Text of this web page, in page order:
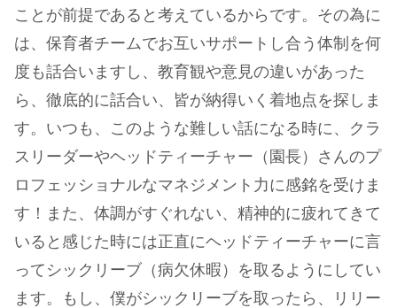
ことが前提であると考えているからです。その為に
は、保育者チームでお互いサポートし合う体制を何
度も話合いますし、教育観や意見の違いがあった
ら、徹底的に話合い、皆が納得いく着地点を探しま
す。いつも、このような難しい話になる時に、クラ
スリーダーやヘッドティーチャー（園長）さんのプ
ロフェッショナルなマネジメント力に感銘を受けま
す！また、体調がすぐれない、精神的に疲れてきて
いると感じた時には正直にヘッドティーチャーに言
ってシックリーブ（病欠休暇）を取るようにしてい
ます。もし、僕がシックリーブを取ったら、リリー